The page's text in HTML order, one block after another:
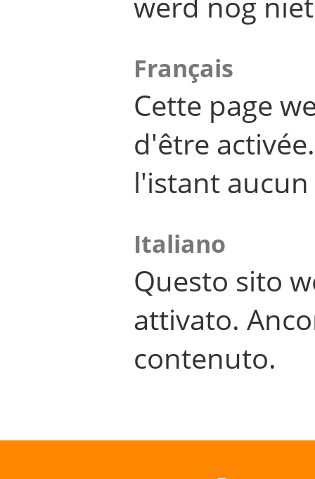
Français
Cette page
d'être
l'istant
Italiano
Questo sito
attivato.
contenuto.